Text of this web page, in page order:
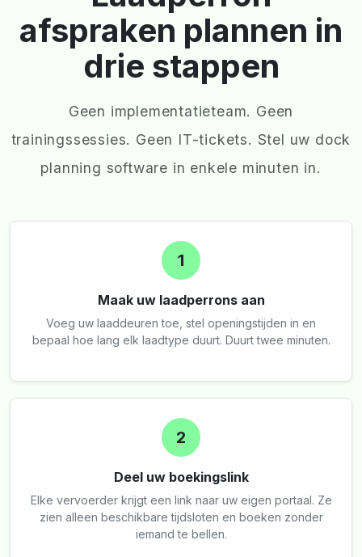
afspraken plannen in
drie stappen
Geen implementatieteam. Geen
trainingssessies. Geen IT-tickets. Stel uw dock
planning software in enkele minuten in.
1
Maak uw laadperrons aan
Voeg uw laaddeuren toe, stel openingstijden in en
bepaal hoe lang elk laadtype duurt. Duurt twee minuten.
2
Deel uw boekingslink
Elke vervoerder krijgt een link naar uw eigen portaal. Ze
zien alleen beschikbare tijdsloten en boeken zonder
iemand te bellen.